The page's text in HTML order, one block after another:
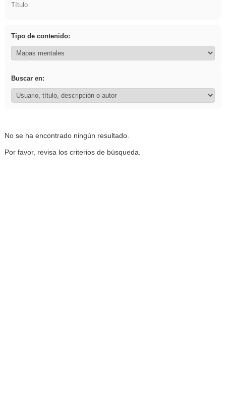
Título
Tipo de contenido:
Buscar en:
No se ha encontrado ningún resultado.
Por favor, revisa los criterios de búsqueda.